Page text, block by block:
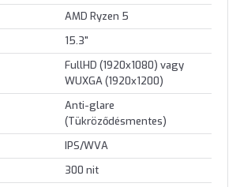
AMD Ryzen 5
15.3"
FullHD (1920x1080) vagy
WUXGA (1920x1200)
Anti-glare
(Tükröződésmentes)
IPS/WVA
300 nit